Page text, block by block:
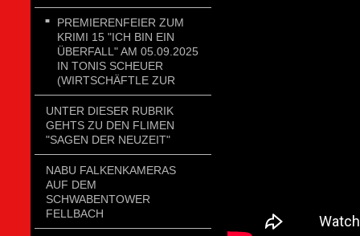
PREMIERENFEIER ZUM
KRIMI 15 "ICH BIN EIN
ÜBERFALL" AM 05.09.2025
IN TONIS SCHEUER
(WIRTSCHÄFTLE ZUR
UNTER DIESER RUBRIK
GEHTS ZU DEN FLIMEN
"SAGEN DER NEUZEIT"
NABU FALKENKAMERAS
AUF DEM
SCHWABENTOWER
FELLBACH